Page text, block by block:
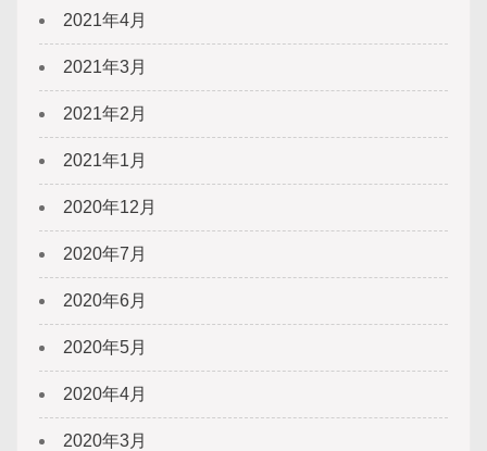
2021年4月
2021年3月
2021年2月
2021年1月
2020年12月
2020年7月
2020年6月
2020年5月
2020年4月
2020年3月